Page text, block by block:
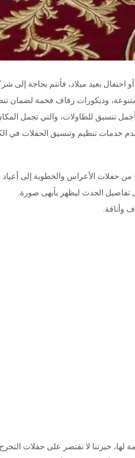
بعيد ميلاد، فأنتم بحاجة
وديكورات زفاف فخمة لضمان
تنسيق للطاولات، والتي تجمل
خدمات تنظيم وتنسيق الحفلات
حفلات الأعراس والخطوبة إلى أعياد
تفاصيل الحدث ليظهر بأبهى صورة.
وأناقة.
خبرتنا لا تقتصر على حفلات